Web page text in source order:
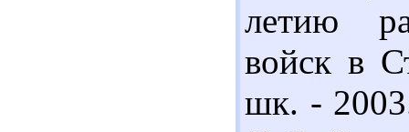
летию
войск в
шк. -